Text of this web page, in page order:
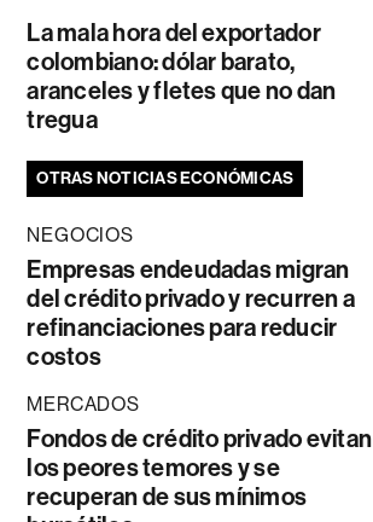
La mala hora del exportador
colombiano: dólar barato,
aranceles y fletes que no dan
tregua
OTRAS NOTICIAS ECONÓMICAS
NEGOCIOS
Empresas endeudadas migran
del crédito privado y recurren a
refinanciaciones para reducir
costos
MERCADOS
Fondos de crédito privado evitan
los peores temores y se
recuperan de sus mínimos